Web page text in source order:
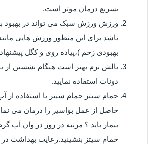
تسریع درمان موثر است.
ورزش ورزش سبک می تواند در بهبود
باشد برای این منظور ورزش هایی
بهبودی زخم )،پیاده روی و کگل
بالش نرم بهتر است هنگام نشستن از
دونات استفاده نمایید.
حمام سیتز حمام سیتز با استفاده از
حاصل از عمل بواسیر را درمان می
بیمار باید ؟ مرتبه در روز در وان آب
حمام سیتز بنشینید.رعایت بهداشت